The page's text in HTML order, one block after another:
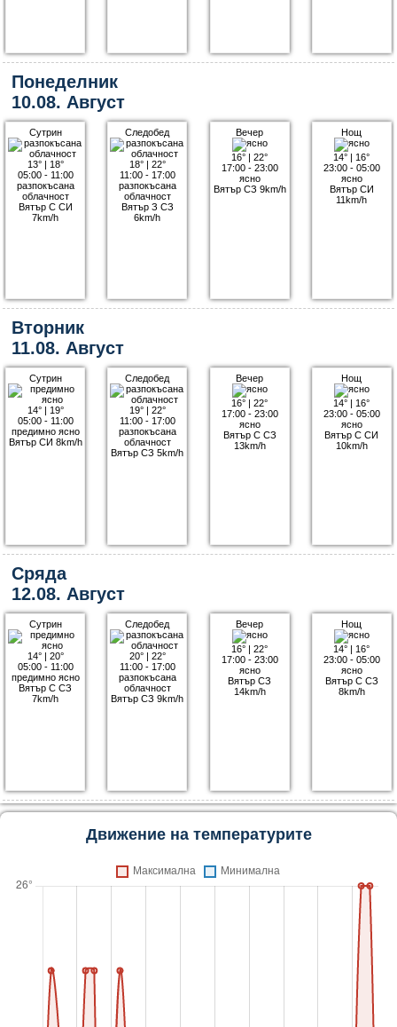
Понеделник
10.08. Август
Сутрин
13°| 18°
05:00 - 11:00
разпокъсана
облачност
Вятър С СИ
7km/h
Следобед
18°| 22°
11:00 - 17:00
разпокъсана
облачност
Вятър З СЗ
6km/h
Вечер
16° |22°
17:00 - 23:00
ясно
Вятър СЗ 9km/h
Нощ
14° | 16°
23:00 - 05:00
ясно
Вятър СИ
11km/h
Вторник
11.08. Август
Сутрин
14°| 19°
05:00 - 11:00
предимно ясно
Вятър СИ 8km/h
Следобед
19°| 22°
11:00 - 17:00
разпокъсана
облачност
Вятър СЗ 5km/h
Вечер
16° |22°
17:00 - 23:00
ясно
Вятър С СЗ
13km/h
Нощ
14° | 16°
23:00 - 05:00
ясно
Вятър С СИ
10km/h
Сряда
12.08. Август
Сутрин
14°| 20°
05:00 - 11:00
предимно ясно
Вятър С СЗ
7km/h
Следобед
20°| 22°
11:00 - 17:00
разпокъсана
облачност
Вятър СЗ 9km/h
Вечер
16° |22°
17:00 - 23:00
ясно
Вятър СЗ
14km/h
Нощ
14° | 16°
23:00 - 05:00
ясно
Вятър С СЗ
8km/h
Движение на температурите